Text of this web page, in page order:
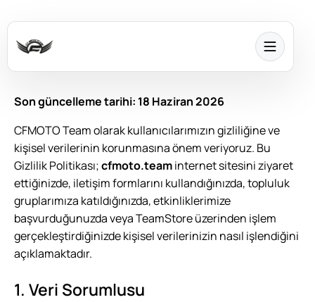
Son güncelleme tarihi: 18 Haziran 2026
CFMOTO Team olarak kullanıcılarımızın gizliliğine ve
kişisel verilerinin korunmasına önem veriyoruz. Bu
Gizlilik Politikası;cfmoto.teaminternet sitesini ziyaret
ettiğinizde, iletişim formlarını kullandığınızda, topluluk
gruplarımıza katıldığınızda, etkinliklerimize
başvurduğunuzda veya TeamStore üzerinden işlem
gerçekleştirdiğinizde kişisel verilerinizin nasıl işlendiğini
açıklamaktadır.
1. Veri Sorumlusu